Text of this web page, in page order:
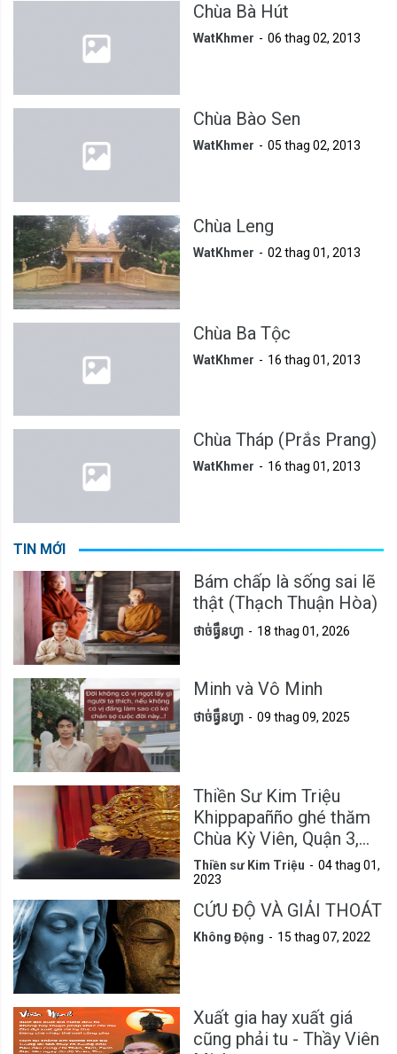
Chùa Bà Hút
WatKhmer 06 thag 02, 2013
Chùa Bào Sen
WatKhmer 05 thag 02, 2013
Chùa Leng
WatKhmer 02 thag 01, 2013
Chùa Ba Tộc
WatKhmer 16 thag 01, 2013
Chùa Tháp (Prắs Prang)
WatKhmer 16 thag 01, 2013
TIN MỚI
Bám chấp là sống sai lẽ
thật (Thạch Thuận Hòa)
ថាច់ធ្វឹនហ្វា 18 thag 01, 2026
Minh và Vô Minh
ថាច់ធ្វឹនហ្វា 09 thag 09, 2025
Thiền Sư Kim Triệu
Khippapañño ghé thăm
Chùa Kỳ Viên, Quận 3,
Tp.HCM
Thiền sư Kim Triệu
04 thag 01,
2023
CỨU ĐỘ VÀ GIẢI THOÁT
Không Động 15 thag 07, 2022
Xuất gia hay xuất giá
cũng phải tu - Thầy Viên